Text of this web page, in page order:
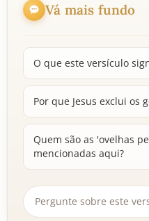
Vá mais fundo
O que este versículo
Por que Jesus exclui os
Quem são as 'ovelhas
mencionadas aqui?